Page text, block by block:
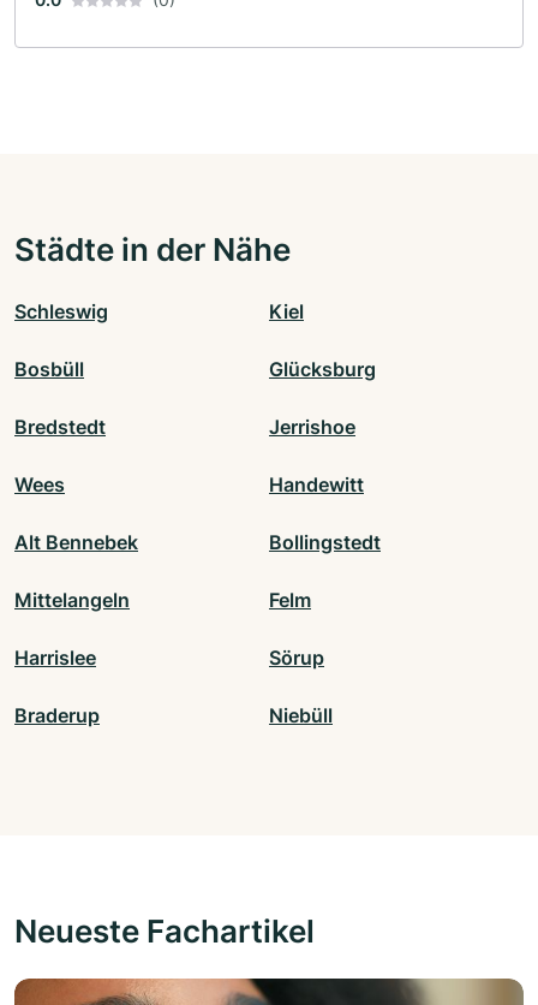
Städte in der Nähe
Schleswig Kiel
Bosbüll Glücksburg
Bredstedt Jerrishoe
Wees Handewitt
Alt Bennebek Bollingstedt
Mittelangeln Felm
Harrislee Sörup
Braderup Niebüll
Neueste Fachartikel